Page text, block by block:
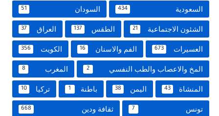
السعودية 434 السودان 51
الشئون الاجتماعية 21 الطقس 137 العراق 37
العسيرات 673 الفم والاسنان 16 الكويت 356
المخ والاعصاب والطب النفسي 2 المغرب 8
المنشاة 43 اليمن 38 باطنة 1 تركيا 10
تونس 7 ثقافة ودين 668